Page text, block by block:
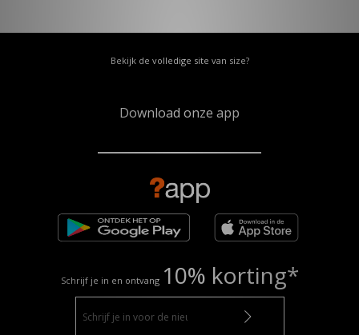
Bekijk de volledige site van size?
Download onze app
Schrijf je in en ontvang 10% korting*